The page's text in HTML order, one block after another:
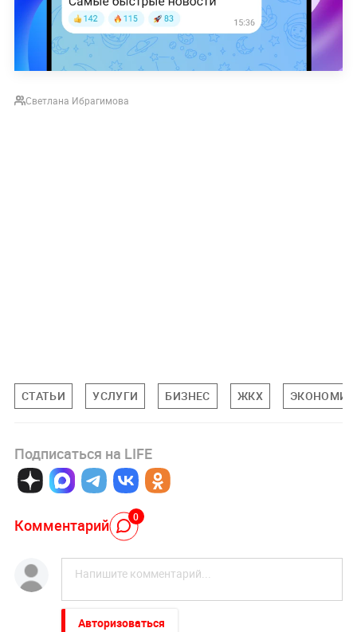
Светлана Ибрагимова
СТАТЬИ УСЛУГИ БИЗНЕС ЖКХ
Подписаться на LIFE
Комментарий 0
Авторизоваться